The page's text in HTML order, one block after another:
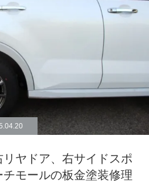
ヤドア、右サイドスポ
モールの板金塗装修理